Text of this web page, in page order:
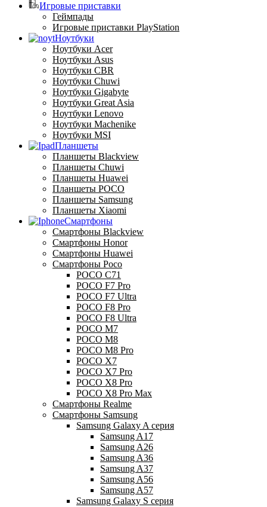
Игровые приставки
Геймпады
Игровые приставки PlayStation
Ноутбуки
Ноутбуки Acer
Ноутбуки Asus
Ноутбуки CBR
Ноутбуки Chuwi
Ноутбуки Gigabyte
Ноутбуки Great Asia
Ноутбуки Lenovo
Ноутбуки Machenike
Ноутбуки MSI
Планшеты
Планшеты Blackview
Планшеты Chuwi
Планшеты Huawei
Планшеты POCO
Планшеты Samsung
Планшеты Xiaomi
Смартфоны
Смартфоны Blackview
Смартфоны Honor
Смартфоны Huawei
Смартфоны Poco
POCO C71
POCO F7 Pro
POCO F7 Ultra
POCO F8 Pro
POCO F8 Ultra
POCO M7
POCO M8
POCO M8 Pro
POCO X7
POCO X7 Pro
POCO X8 Pro
POCO X8 Pro Max
Смартфоны Realme
Смартфоны Samsung
Samsung Galaxy A серия
Samsung A17
Samsung A26
Samsung A36
Samsung A37
Samsung A56
Samsung A57
Samsung Galaxy S серия